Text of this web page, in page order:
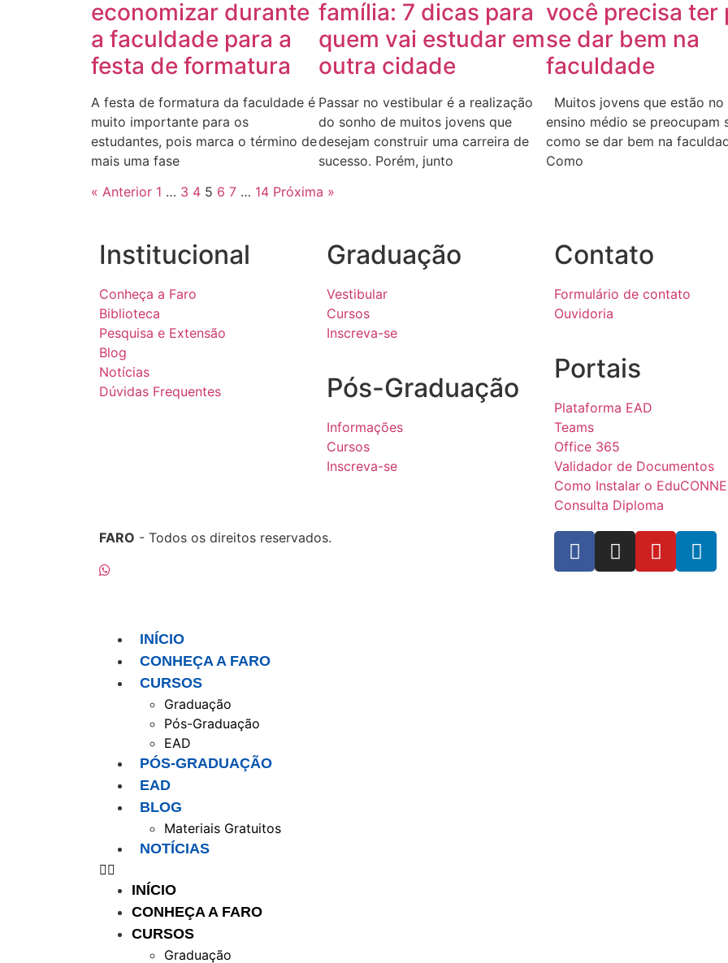
economizar durante
a faculdade para a
festa de formatura
A festa de formatura da faculdade é
muito importante para os
estudantes, pois marca o término de
mais uma fase
família: 7 dicas para
quem vai estudar em
outra cidade
Passar no vestibular é a realização
do sonho de muitos jovens que
desejam construir uma carreira de
sucesso. Porém, junto
você precisa ter
se dar bem na
faculdade
Muitos jovens que estão
ensino médio se preocupam
como se dar bem na
Como
« Anterior 1 … 3 4 5 6 7 … 14 Próxima »
Institucional
Conheça a Faro
Biblioteca
Pesquisa e Extensão
Blog
Notícias
Dúvidas Frequentes
Graduação
Vestibular
Cursos
Inscreva-se
Pós-Graduação
Informações
Cursos
Inscreva-se
Contato
Formulário de contato
Ouvidoria
Portais
Plataforma EAD
Teams
Office 365
Validador de Documentos
Como Instalar o
Consulta Diploma
FARO - Todos os direitos reservados.
INÍCIO
CONHEÇA A FARO
CURSOS
Graduação
Pós-Graduação
EAD
PÓS-GRADUAÇÃO
EAD
BLOG
Materiais Gratuitos
NOTÍCIAS
INÍCIO
CONHEÇA A FARO
CURSOS
Graduação